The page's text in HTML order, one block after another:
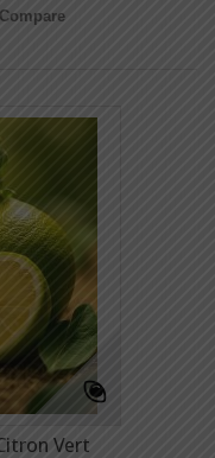
Vert